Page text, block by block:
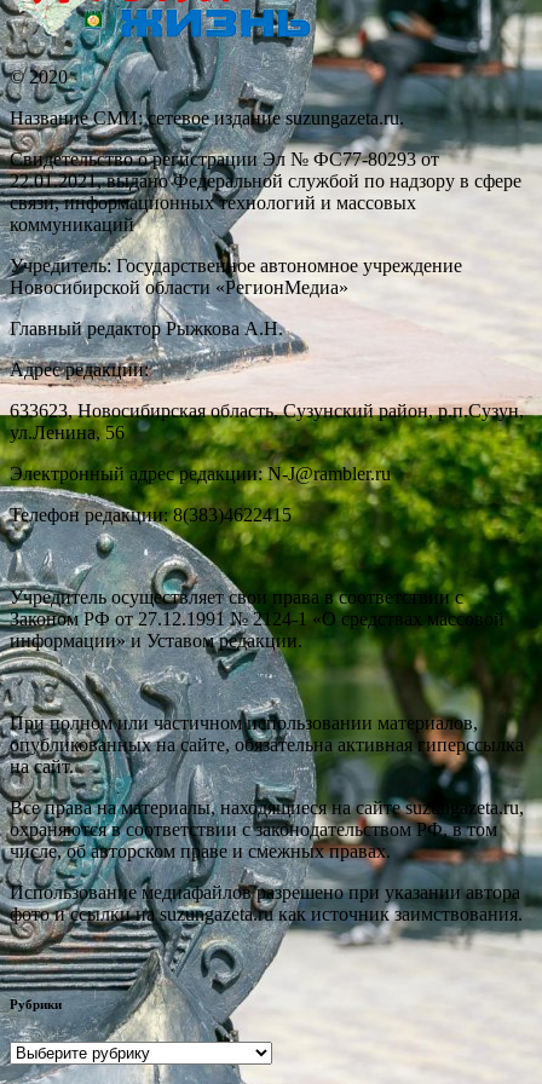
© 2020
Название СМИ: cетевое издание suzungazeta.ru.
Свидетельство о регистрации Эл № ФС77-80293 от
22.01.2021, выдано Федеральной службой по надзору в сфере
связи, информационных технологий и массовых
коммуникаций
Учредитель: Государственное автономное учреждение
Новосибирской области «РегионМедиа»
Главный редактор Рыжкова А.Н.
Адрес редакции:
633623, Новосибирская область, Сузунский район, р.п.Сузун,
ул.Ленина, 56
Электронный адрес редакции: N-J@rambler.ru
Телефон редакции: 8(383)4622415
Учредитель осуществляет свои права в соответствии с
Законом РФ от 27.12.1991 № 2124-1 «О средствах массовой
информации» и Уставом редакции.
При полном или частичном использовании материалов,
опубликованных на сайте, обязательна активная гиперссылка
на сайт.
Все права на материалы, находящиеся на сайте suzungazeta.ru,
охраняются в соответствии с законодательством РФ, в том
числе, об авторском праве и смежных правах.
Использование медиафайлов разрешено при указании автора
фото и ссылки на suzungazeta.ru как источник заимствования.
Рубрики
Рубрики